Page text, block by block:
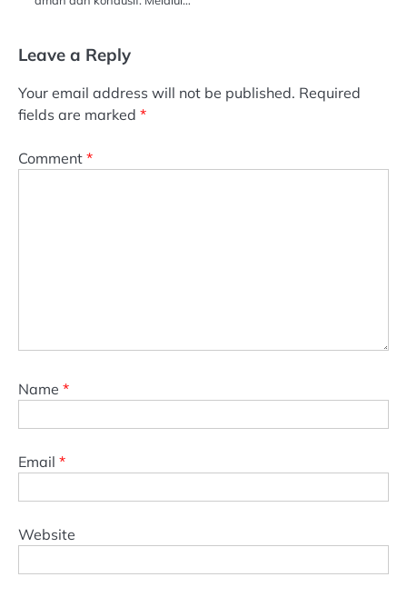
Leave a Reply
Your email address will not be published. Required
fields are marked *
Comment *
Name *
Email *
Website